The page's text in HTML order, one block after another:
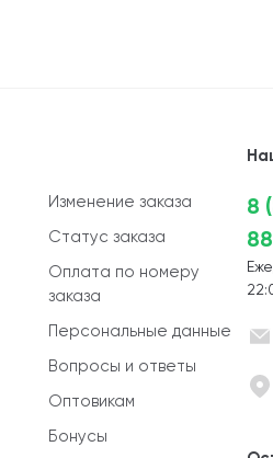
Изменение заказа
Статус заказа
Оплата по номеру
заказа
Персональные данные
Вопросы и ответы
Оптовикам
Бонусы
8
88